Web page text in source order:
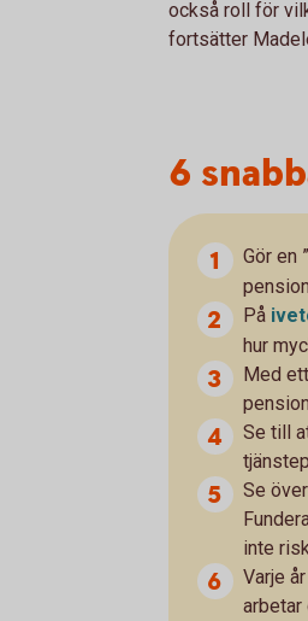
också roll för
fortsätter
6
Gör en
På
hur
Med
pension.
Se till
Se
inte
Varje
arbetar